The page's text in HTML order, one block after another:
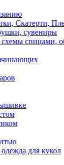
Скатерти,
сувениры
спицами,
для кукол